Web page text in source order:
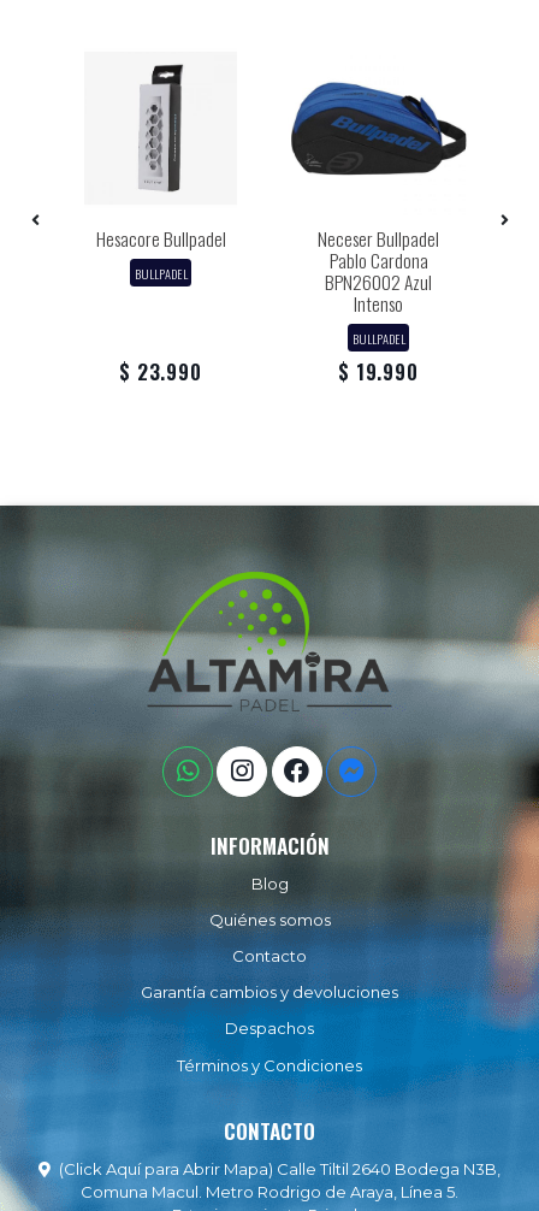
Hesacore Bullpadel
BULLPADEL
$ 23.990
Neceser Bullpadel
Pablo Cardona
BPN26002 Azul
Intenso
BULLPADEL
$ 19.990
INFORMACIÓN
Blog
Quiénes somos
Contacto
Garantía cambios y devoluciones
Despachos
Términos y Condiciones
CONTACTO
(Click Aquí para Abrir Mapa) Calle Tiltil 2640 Bodega N3B,
Comuna Macul. Metro Rodrigo de Araya, Línea 5.